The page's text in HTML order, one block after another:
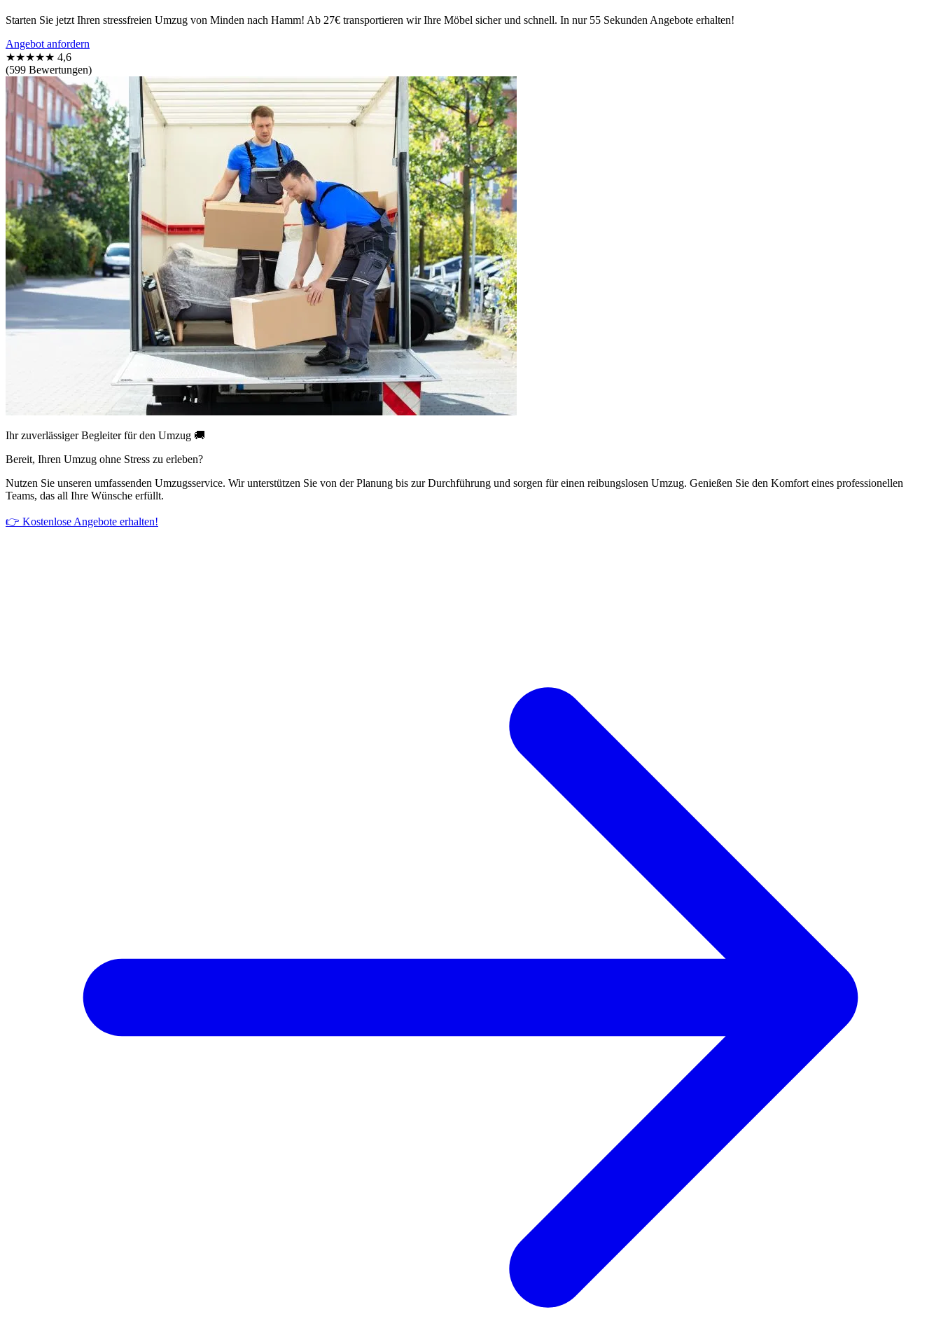
Starten Sie jetzt Ihren stressfreien Umzug von Minden nach Hamm! Ab 27€ transportieren wir Ihre Möbel sicher und schnell. In nur 55 Sekunden Angebote erhalten!
Angebot anfordern
★★★★★ 4,6
(599 Bewertungen)
Ihr zuverlässiger Begleiter für den Umzug 🚚
Bereit, Ihren Umzug ohne Stress zu erleben?
Nutzen Sie unseren umfassenden Umzugsservice. Wir unterstützen Sie von der Planung bis zur Durchführung und sorgen für einen reibungslosen Umzug. Genießen Sie den Komfort eines professionellen
Teams, das all Ihre Wünsche erfüllt.
👉 Kostenlose Angebote erhalten!